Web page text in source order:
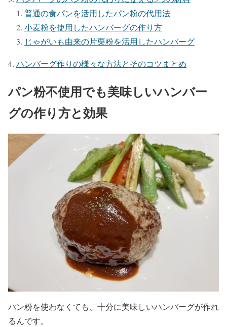
普通の食パンを活用したパン粉の代用法
小麦粉を使用したハンバーグの作り方
じゃがいも由来の片栗粉を活用したハンバーグ
ハンバーグ作りの様々な方法とそのコツまとめ
パン粉不使用でも美味しいハンバー
グの作り方と効果
パン粉を使わなくても、十分に美味しいハンバーグが作れ
るんです。